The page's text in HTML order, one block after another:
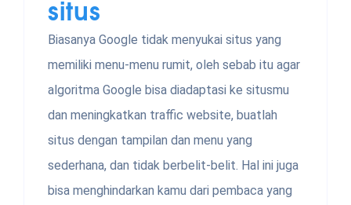
situs
Biasanya Google tidak menyukai situs yang
memiliki menu-menu rumit, oleh sebab itu agar
algoritma Google bisa diadaptasi ke situsmu
dan meningkatkan traffic website, buatlah
situs dengan tampilan dan menu yang
sederhana, dan tidak berbelit-belit. Hal ini juga
bisa menghindarkan kamu dari pembaca yang